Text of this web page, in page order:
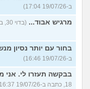
ב-19/07/26 17:04)
מרגיש אבוד... (בדוי 30, בן 30, כתב ב-19/07/26 16:55)
בחור עם יותר נסיון
ב-19/07/26 16:46)
בבקשה תעזרו לי. אני
18, כתבה ב-19/07/26 16:37)